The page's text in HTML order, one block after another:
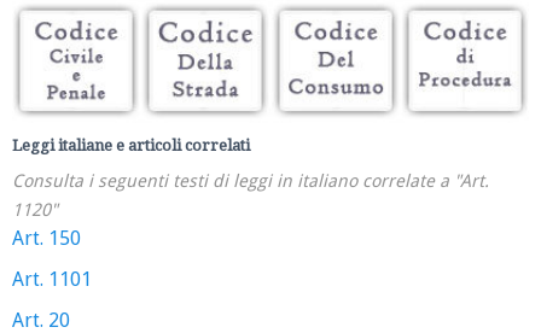
Leggi italiane e articoli correlati
Consulta i seguenti testi di leggi in italiano correlate a "Art.
1120"
Art. 150
Art. 1101
Art. 20